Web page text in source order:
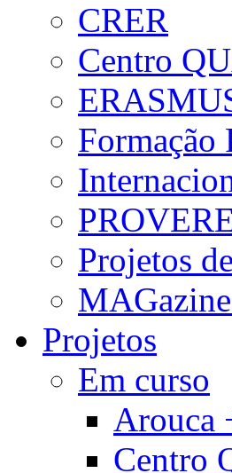
CRER
Centro
Formação
Projetos
Projetos
Em curso
Arouca
Centro